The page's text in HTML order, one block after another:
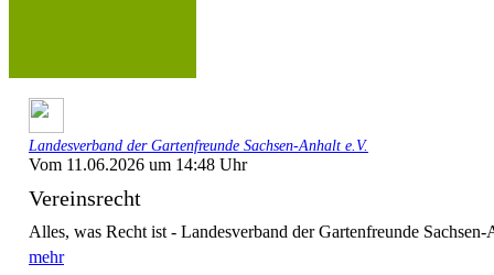
Landesverband der Gartenfreunde Sachsen-Anhalt e.V.
Vom 11.06.2026 um 14:48 Uhr
Vereinsrecht
Alles, was Recht ist - Landesverband der Gartenfreunde Sachsen-
mehr